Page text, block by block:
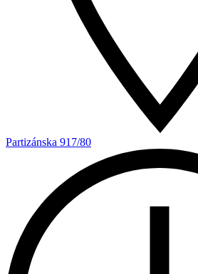
Partizánska 917/80